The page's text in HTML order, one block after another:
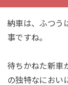
納車は、ふつう
事ですね。
待ちかねた新車
の独特なにおい